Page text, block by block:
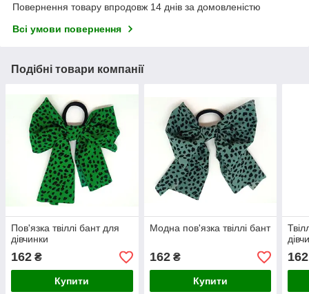
Повернення товару впродовж 14 днів за домовленістю
Всі умови повернення
Подібні товари компанії
Пов'язка твіллі бант для
дівчинки
162 ₴
Купити
Модна пов'язка твіллі бант
162₴
Купити
162